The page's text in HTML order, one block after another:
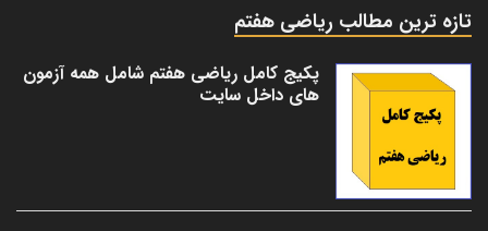
تازه ترین مطالب ریاضی هفتم
پکیج کامل ریاضی هفتم شامل همه آزمون
های داخل سایت